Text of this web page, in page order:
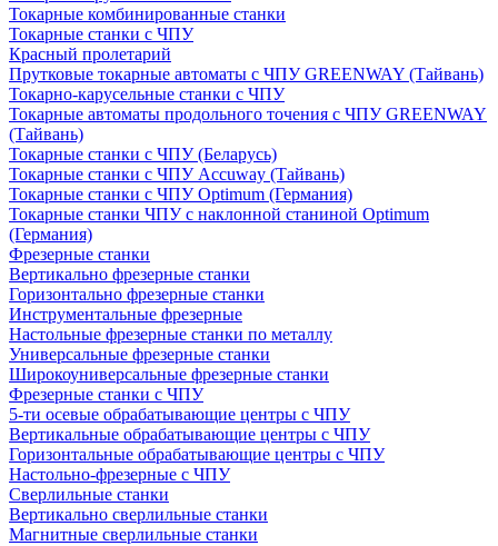
Токарные комбинированные станки
Токарные станки с ЧПУ
Красный пролетарий
Прутковые токарные автоматы с ЧПУ GREENWAY (Тайвань)
Токарно-карусельные станки с ЧПУ
Токарные автоматы продольного точения с ЧПУ GREENWAY
(Тайвань)
Токарные станки с ЧПУ (Беларусь)
Токарные станки с ЧПУ Accuway (Тайвань)
Токарные станки с ЧПУ Optimum (Германия)
Токарные станки ЧПУ с наклонной станиной Optimum
(Германия)
Фрезерные станки
Вертикально фрезерные станки
Горизонтально фрезерные станки
Инструментальные фрезерные
Настольные фрезерные станки по металлу
Универсальные фрезерные станки
Широкоуниверсальные фрезерные станки
Фрезерные станки с ЧПУ
5-ти осевые обрабатывающие центры с ЧПУ
Вертикальные обрабатывающие центры с ЧПУ
Горизонтальные обрабатывающие центры с ЧПУ
Настольно-фрезерные с ЧПУ
Сверлильные станки
Вертикально сверлильные станки
Магнитные сверлильные станки